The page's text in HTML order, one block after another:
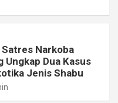
Narkoba
Ungkap Dua Kasus
Jenis Shabu